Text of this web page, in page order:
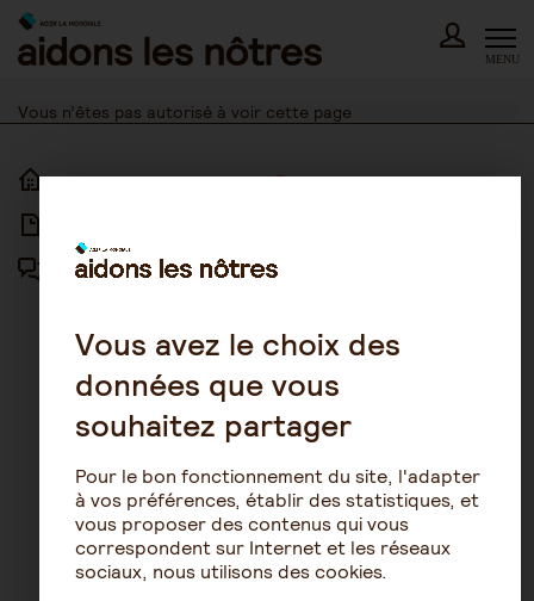
Skip
content
MENU
Vous n’êtes pas autorisé à voir cette page
ACCUEIL
FORUM
PLAN DU SITE
D’UTILISATION
POLITIQUE DE PROTECTION DES
GESTION DES COOKIES
ACCESSIBILITÉ : NON
CONFORME
Vous avez le choix des
données que vous
souhaitez partager
Pour le bon fonctionnement du site, l'adapter
à vos préférences, établir des statistiques, et
vous proposer des contenus qui vous
correspondent sur Internet et les réseaux
sociaux, nous utilisons des cookies.